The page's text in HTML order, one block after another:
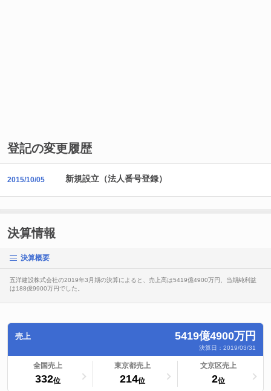
登記の変更履歴
2015/10/05 新規設立（法人番号登録）
決算情報
決算概要
五洋建設株式会社の2019年3月期の決算によると、売上高は5419億4900万円、当期純利益
は188億9900万円でした。
売上 5419億4900万円
決算日：2019/03/31
全国売上
332位
ランキングへ 東京都売上
214位
ランキングへ 文京区売上
2位
ランキングへ